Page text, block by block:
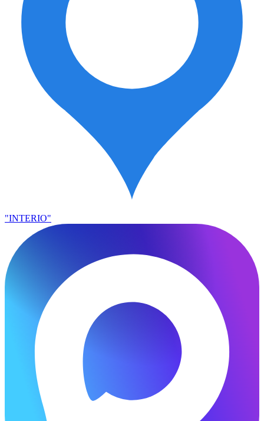
"INTERIO"